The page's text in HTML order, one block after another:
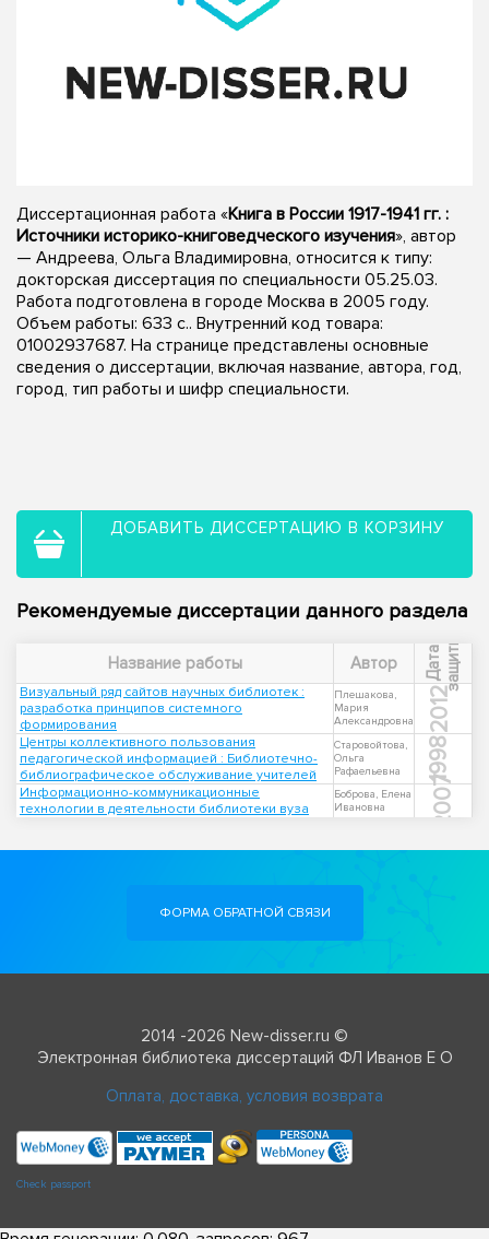
Диссертационная работа «Книга в России 1917-1941 гг. :
Источники историко-книговедческого изучения», автор
— Андреева, Ольга Владимировна, относится к типу:
докторская диссертация по специальности 05.25.03.
Работа подготовлена в городе Москва в 2005 году.
Объем работы: 633 с.. Внутренний код товара:
01002937687. На странице представлены основные
сведения о диссертации, включая название, автора, год,
город, тип работы и шифр специальности.
ДОБАВИТЬ ДИССЕРТАЦИЮ В КОРЗИНУ
Рекомендуемые диссертации данного раздела
Название работы Автор Д
а
т
а
з
а
щ
и
т ы
Визуальный ряд сайтов научных библиотек :
разработка принципов системного
формирования
Плешакова,
Мария
Александровна
2012
Центры коллективного пользования
педагогической информацией : Библиотечно-
библиографическое обслуживание учителей
Старовойтова,
Ольга
Рафаельевна
1998
Информационно-коммуникационные
технологии в деятельности библиотеки вуза
Боброва, Елена
Ивановна
2007
ФОРМА ОБРАТНОЙ СВЯЗИ
2014 -2026 New-disser.ru ©
Электронная библиотека диссертаций ФЛ Иванов Е О
Оплата, доставка, условия возврата
Check passport